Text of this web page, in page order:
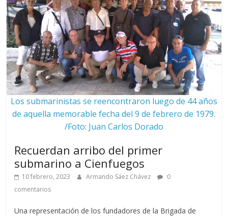
Los submarinistas se reencontraron luego de 44 años
de aquella memorable fecha del 9 de febrero de 1979.
/Foto: Juan Carlos Dorado
Recuerdan arribo del primer
submarino a Cienfuegos
10 febrero, 2023 Armando Sáez Chávez
0
comentarios
Una representación de los fundadores de la Brigada de